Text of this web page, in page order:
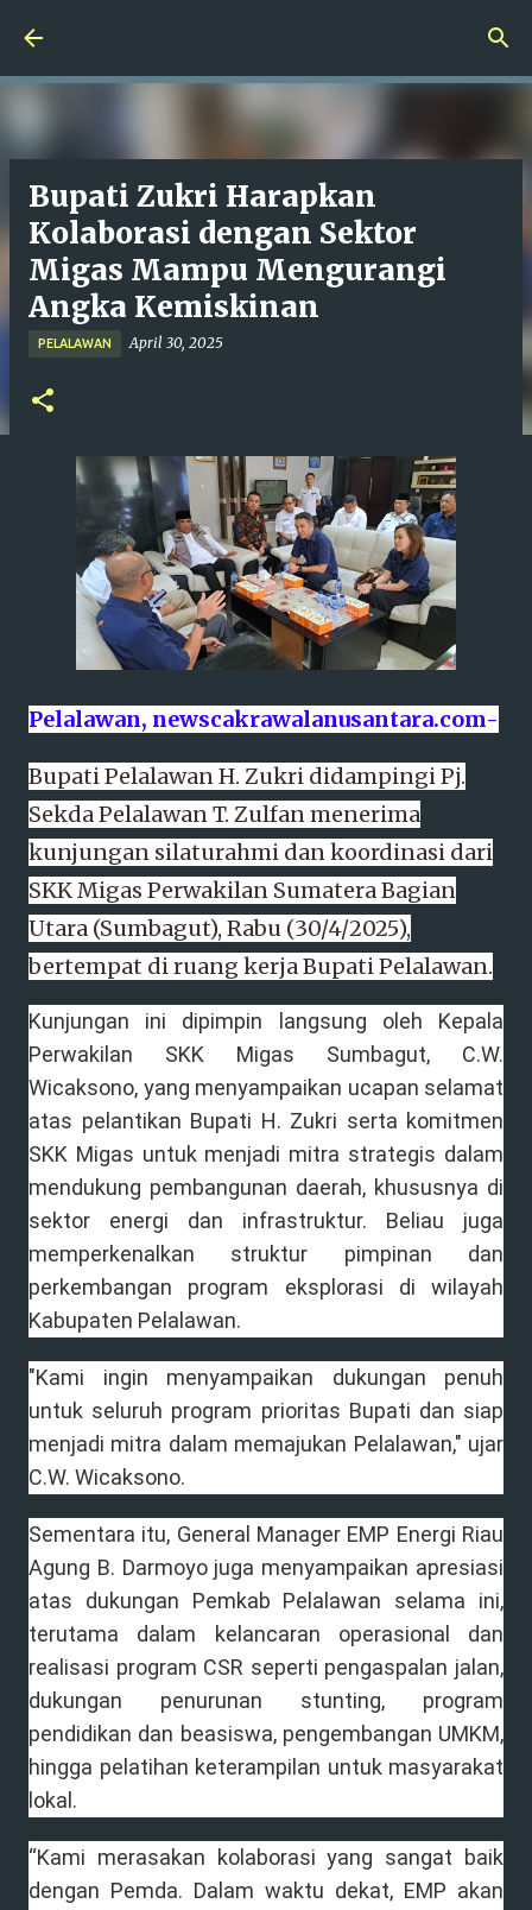
Bupati Zukri Harapkan
Kolaborasi dengan Sektor
Migas Mampu Mengurangi
Angka Kemiskinan
PELALAWAN April 30, 2025
Pelalawan, newscakrawalanusantara.com-
Bupati Pelalawan H. Zukri didampingi Pj.
Sekda Pelalawan T. Zulfan menerima
kunjungan silaturahmi dan koordinasi dari
SKK Migas Perwakilan Sumatera Bagian
Utara (Sumbagut), Rabu (30/4/2025),
bertempat di ruang kerja Bupati Pelalawan.
Kunjungan ini dipimpin langsung oleh Kepala
Perwakilan SKK Migas Sumbagut, C.W.
Wicaksono, yang menyampaikan ucapan selamat
atas pelantikan Bupati H. Zukri serta komitmen
SKK Migas untuk menjadi mitra strategis dalam
mendukung pembangunan daerah, khususnya di
sektor energi dan infrastruktur. Beliau juga
memperkenalkan struktur pimpinan dan
perkembangan program eksplorasi di wilayah
Kabupaten Pelalawan.
"Kami ingin menyampaikan dukungan penuh
untuk seluruh program prioritas Bupati dan siap
menjadi mitra dalam memajukan Pelalawan," ujar
C.W. Wicaksono.
Sementara itu, General Manager EMP Energi Riau
Agung B. Darmoyo juga menyampaikan apresiasi
atas dukungan Pemkab Pelalawan selama ini,
terutama dalam kelancaran operasional dan
realisasi program CSR seperti pengaspalan jalan,
dukungan penurunan stunting, program
pendidikan dan beasiswa, pengembangan UMKM,
hingga pelatihan keterampilan untuk masyarakat
lokal.
“Kami merasakan kolaborasi yang sangat baik
dengan Pemda. Dalam waktu dekat, EMP akan